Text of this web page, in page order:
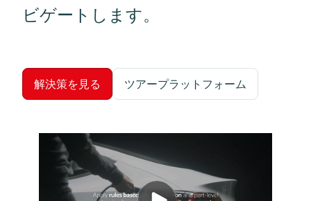
ビゲートします。
解決策を見る ツアープラットフォーム